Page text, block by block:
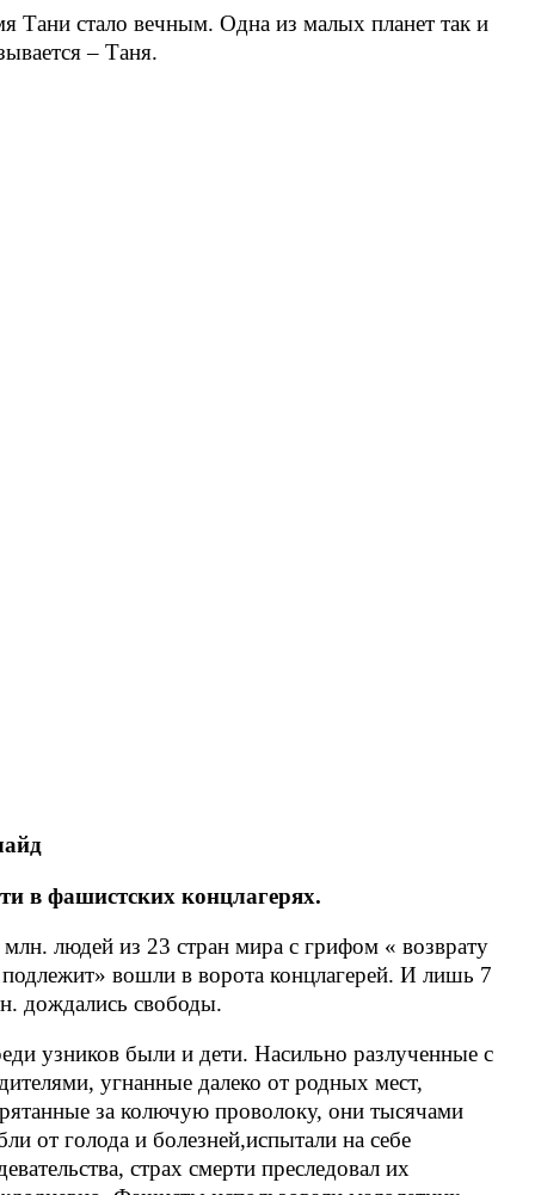
Тани стало вечным. Одна из малых планет так и
– Таня.
в фашистских концлагерях.
людей из 23 стран мира с грифом « возврату
вошли в ворота концлагерей. И лишь 7
дождались свободы.
узников были и дети. Насильно разлученные с
угнанные далеко от родных мест,
за колючую проволоку, они тысячами
от голода и болезней,испытали на себе
страх смерти преследовал их